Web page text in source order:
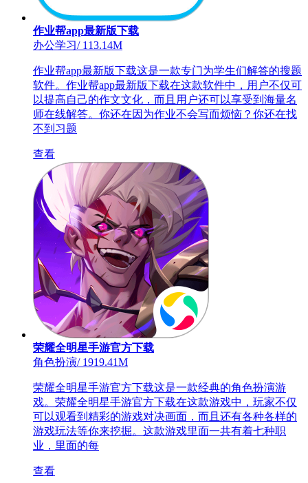
作业帮app最新版下载
办公学习/113.14M
作业帮app最新版下载这是一款专门为学生们解答的搜题
软件。作业帮app最新版下载在这款软件中，用户不仅可
以提高自己的作文文化，而且用户还可以享受到海量名
师在线解答。你还在因为作业不会写而烦恼？你还在找
不到习题
查看
荣耀全明星手游官方下载
角色扮演/1919.41M
荣耀全明星手游官方下载这是一款经典的角色扮演游
戏。荣耀全明星手游官方下载在这款游戏中，玩家不仅
可以观看到精彩的游戏对决画面，而且还有各种各样的
游戏玩法等你来挖掘。这款游戏里面一共有着七种职
业，里面的每
查看